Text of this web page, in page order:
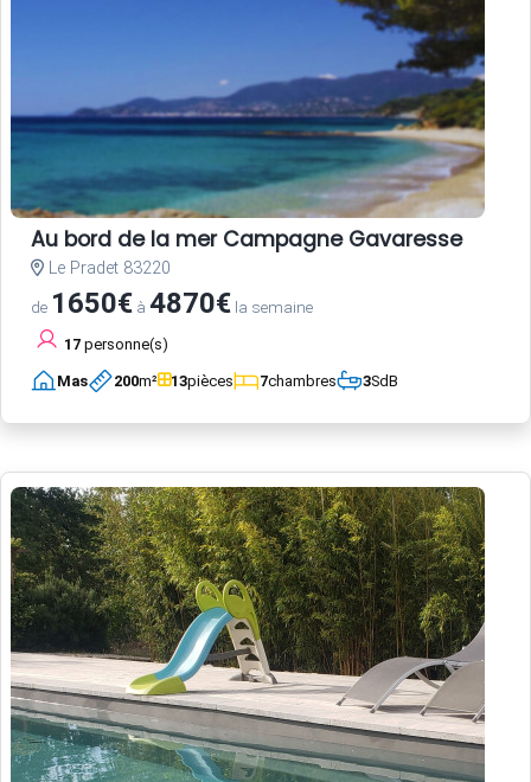
Au bord de la mer Campagne Gavaresse
Le Pradet 83220
de 1650€ à 4870€ la semaine
17 personne(s)
Mas 200m² 13pièces 7chambres 3SdB